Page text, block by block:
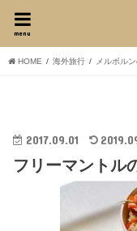
menu
HOME 海外旅行 メルボル
2017.09.01
フリーマントル